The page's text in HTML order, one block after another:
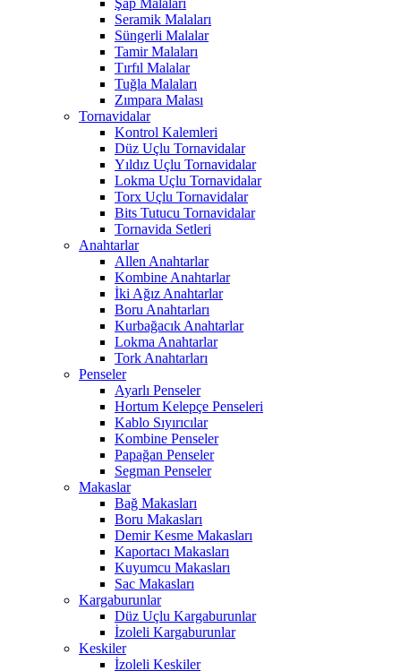
Şap Malaları
Seramik Malaları
Süngerli Malalar
Tamir Malaları
Tırfıl Malalar
Tuğla Malaları
Zımpara Malası
Tornavidalar
Kontrol Kalemleri
Düz Uçlu Tornavidalar
Yıldız Uçlu Tornavidalar
Lokma Uçlu Tornavidalar
Torx Uçlu Tornavidalar
Bits Tutucu Tornavidalar
Tornavida Setleri
Anahtarlar
Allen Anahtarlar
Kombine Anahtarlar
İki Ağız Anahtarlar
Boru Anahtarları
Kurbağacık Anahtarlar
Lokma Anahtarlar
Tork Anahtarları
Penseler
Ayarlı Penseler
Hortum Kelepçe Penseleri
Kablo Sıyırıcılar
Kombine Penseler
Papağan Penseler
Segman Penseler
Makaslar
Bağ Makasları
Boru Makasları
Demir Kesme Makasları
Kaportacı Makasları
Kuyumcu Makasları
Sac Makasları
Kargaburunlar
Düz Uçlu Kargaburunlar
İzoleli Kargaburunlar
Keskiler
İzoleli Keskiler